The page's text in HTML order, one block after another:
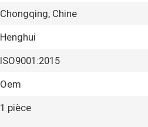
Chongqing, Chine
Henghui
ISO9001:2015
Oem
1 pièce